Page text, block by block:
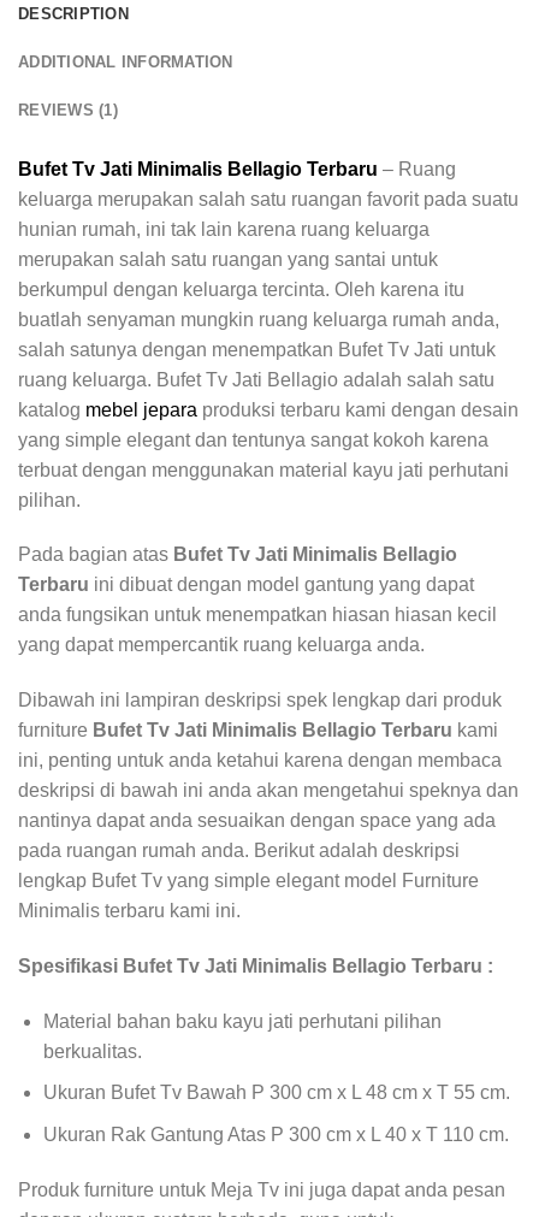
DESCRIPTION
ADDITIONAL INFORMATION
REVIEWS (1)
Bufet Tv Jati Minimalis Bellagio Terbaru – Ruang
keluarga merupakan salah satu ruangan favorit pada suatu
hunian rumah, ini tak lain karena ruang keluarga
merupakan salah satu ruangan yang santai untuk
berkumpul dengan keluarga tercinta. Oleh karena itu
buatlah senyaman mungkin ruang keluarga rumah anda,
salah satunya dengan menempatkan Bufet Tv Jati untuk
ruang keluarga. Bufet Tv Jati Bellagio adalah salah satu
katalog mebel jepara produksi terbaru kami dengan desain
yang simple elegant dan tentunya sangat kokoh karena
terbuat dengan menggunakan material kayu jati perhutani
pilihan.
Pada bagian atas Bufet Tv Jati Minimalis Bellagio
Terbaru ini dibuat dengan model gantung yang dapat
anda fungsikan untuk menempatkan hiasan hiasan kecil
yang dapat mempercantik ruang keluarga anda.
Dibawah ini lampiran deskripsi spek lengkap dari produk
furniture Bufet Tv Jati Minimalis Bellagio Terbaru kami
ini, penting untuk anda ketahui karena dengan membaca
deskripsi di bawah ini anda akan mengetahui speknya dan
nantinya dapat anda sesuaikan dengan space yang ada
pada ruangan rumah anda. Berikut adalah deskripsi
lengkap Bufet Tv yang simple elegant model Furniture
Minimalis terbaru kami ini.
Spesifikasi Bufet Tv Jati Minimalis Bellagio Terbaru :
Material bahan baku kayu jati perhutani pilihan
berkualitas.
Ukuran Bufet Tv Bawah P 300 cm x L 48 cm x T 55 cm.
Ukuran Rak Gantung Atas P 300 cm x L 40 x T 110 cm.
Produk furniture untuk Meja Tv ini juga dapat anda pesan